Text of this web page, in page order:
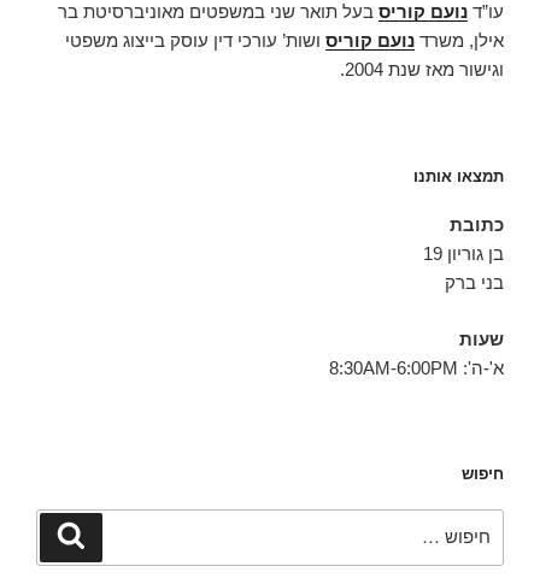
עו”ד נועם קוריס בעל תואר שני במשפטים מאוניברסיטת בר
אילן, משרד נועם קוריס ושות’ עורכי דין עוסק בייצוג משפטי
וגישור מאז שנת 2004.
תמצאו אותנו
כתובת
בן גוריון 19
בני ברק
שעות
א'-ה': 8:30AM-6:00PM
חיפוש
חיפוש